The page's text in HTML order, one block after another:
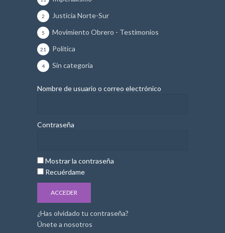
Justicia Norte-Sur
2
Movimiento Obrero - Testimonios
5
Política
21
Sin categoría
4
Nombre de usuario o correo electrónico
Contraseña
Mostrar la contraseña
Recuérdame
¿Has olvidado tu contraseña?
Únete a nosotros